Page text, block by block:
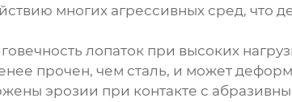
многих агрессивных сред, что
лопаток при высоких
прочен, чем сталь, и может
эрозии при контакте с